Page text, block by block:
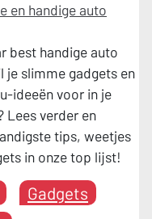
en handige auto
best handige auto
je slimme gadgets en
ideeën voor in je
Lees verder en
tips, weetjes
in onze top lijst!
Gadgets